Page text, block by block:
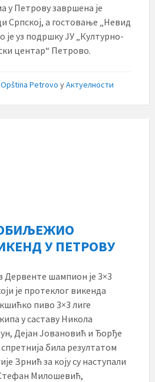
у Петрову завршена је
Српској, а гостовање „Невид
је уз подршку ЈУ „Културно-
центар“ Петрово.
Opština Petrovo уАктуелности
У ПЕТРОВУ
Дервенте шампион је 3×3
је протеклог викенда
пиво 3×3 лиге
у саставу Никола
Дејан Јовановић и Ђорђе
била резултатом
Зрнић за коју су наступали
Милошевић,